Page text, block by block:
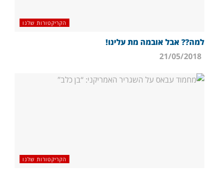
הקריקטורות שלנו
למה?? אבל אובמה מת עלינו!
הקריקטורות שלנו